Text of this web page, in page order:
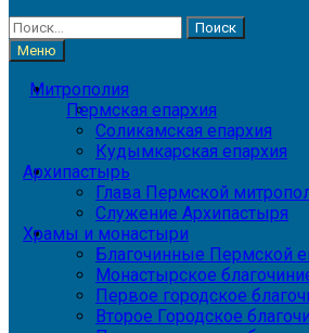
Найти:
Меню
Митрополия
Пермская епархия
Соликамская епархия
Кудымкарская епархия
Архипастырь
Глава Пермской
Служение Архипастыря
Храмы и монастыри
Благочинные Пермской
Монастырское
Первое городское
Второе Городское